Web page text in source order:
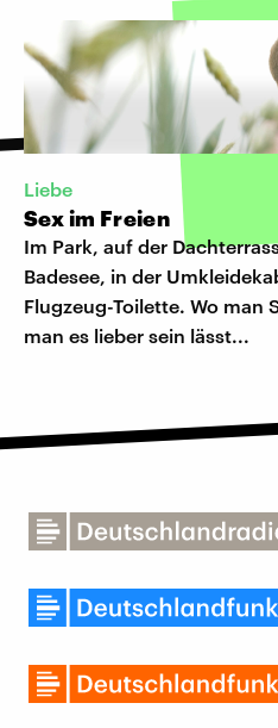
Liebe
Sex im Freien
Im Park, auf der
Badesee, in der
Flugzeug-Toilette. Wo man
man es lieber sein lässt...